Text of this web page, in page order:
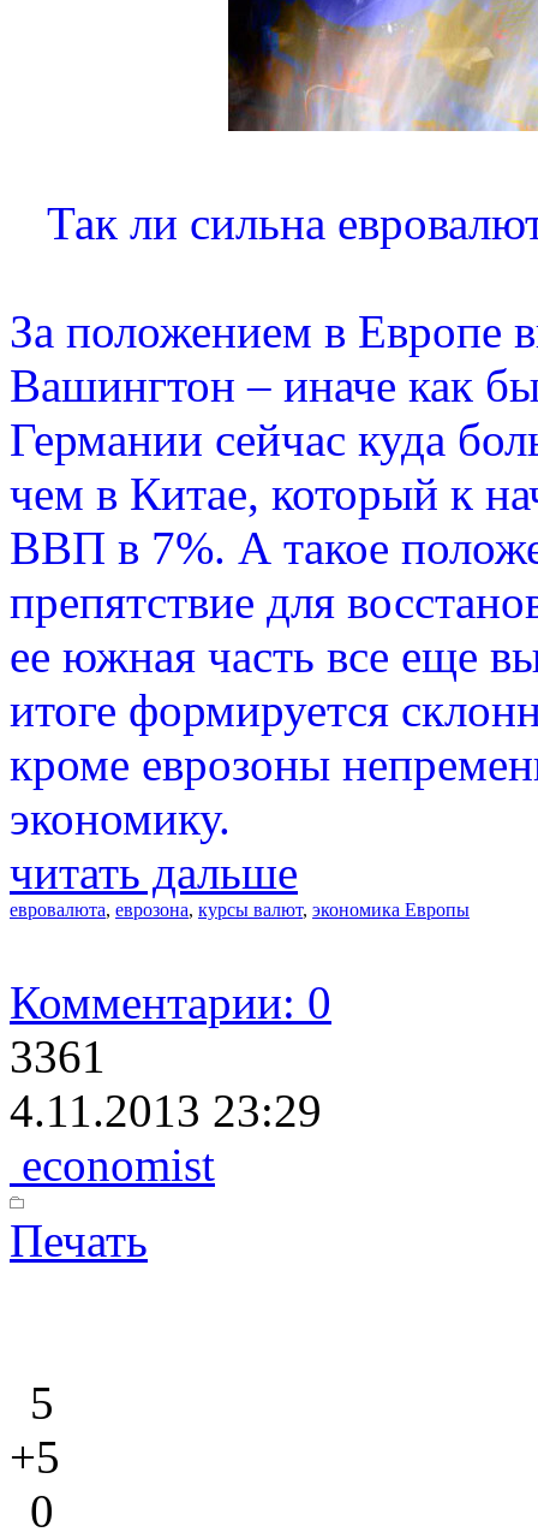
Так ли сильна
За положением в Европе
Вашингтон – иначе как
Германии сейчас куда
чем в Китае, который к
ВВП в 7%. А такое
препятствие для
ее южная часть все еще
итоге формируется
кроме еврозоны
экономику.
читать дальше
евровалюта, еврозона, курсы валют, экономика Европы
Комментарии: 0
3361
4.11.2013 23:29
economist
Печать
5
+5
0